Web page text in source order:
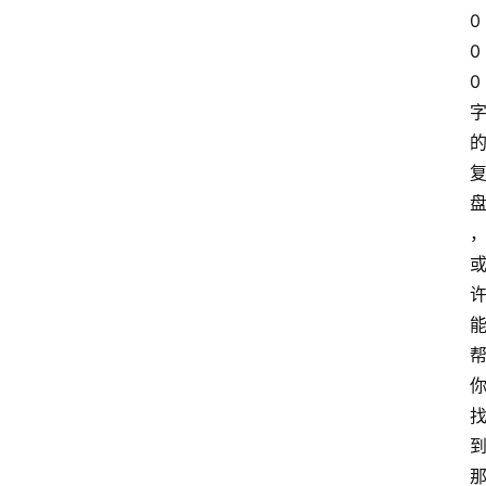
0
0
0
字
的
复
盘
，
或
许
能
帮
你
找
到
那